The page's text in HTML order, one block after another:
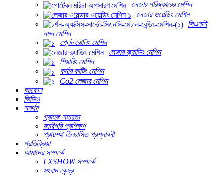
লেজার পরিষ্কারের মেশিন
লেজার ওয়েল্ডিং মেশিন
সিএনসি
নমন মেশিন
প্লেট রোলিং মেশিন
লেজার ক্ল্যাডিং মেশিন
শিয়ারিং মেশিন
কর্নার কাটিং মেশিন
Co2 লেজার মেশিন
আবেদন
ভিডিও
সমর্থন
গ্রাহক সহায়তা
কারিগরি প্রশিক্ষণ
প্রায়শই জিজ্ঞাসিত প্রশ্নাবলী
প্রতিক্রিয়া
আমাদের সম্পর্কে
LXSHOW সম্পর্কে
সংবাদ কেন্দ্র